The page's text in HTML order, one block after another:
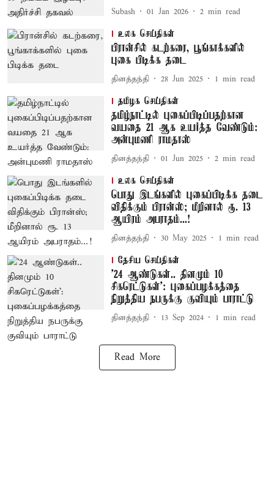
Subash 01 Jan 2026 2 min read
உலக செய்திகள்
பிரான்சில் கடற்கரை, பூங்காக்களில்
புகை பிடிக்க தடை
தினத்தந்தி 28 Jun 2025 1 min read
தமிழக செய்திகள்
தமிழ்நாட்டில் புகைப்பிடிப்பதற்கான
வயதை 21 ஆக உயர்த்த வேண்டும்:
அன்புமணி ராமதாஸ்
தினத்தந்தி 01 Jun 2025 2 min read
உலக செய்திகள்
பொது இடங்களில் புகைப்பிடிக்க தடை
விதிக்கும் பிரான்ஸ்; மீறினால் ரூ. 13
ஆயிரம் அபராதம்...!
தினத்தந்தி 30 May 2025 1 min read
தேசிய செய்திகள்
'24 ஆண்டுகள்.. தினமும் 10
சிகரெட்டுகள்': புகைப்பழக்கத்தை
நிறுத்திய நபருக்கு குவியும் பாராட்டு
தினத்தந்தி 13 Sep 2024 1 min read
Read More